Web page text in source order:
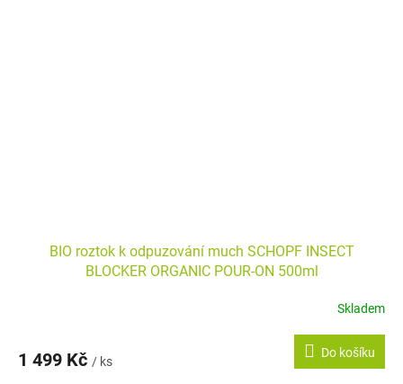
BIO roztok k odpuzování much SCHOPF INSECT
BLOCKER ORGANIC POUR-ON 500ml
Skladem
1 499 Kč / ks
Do košíku